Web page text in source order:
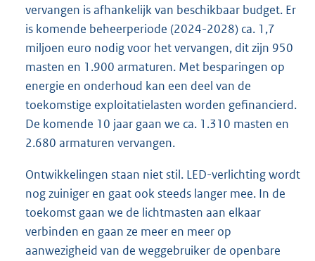
vervangen is afhankelijk van beschikbaar budget. Er
is komende beheerperiode (2024-2028) ca. 1,7
miljoen euro nodig voor het vervangen, dit zijn 950
masten en 1.900 armaturen. Met besparingen op
energie en onderhoud kan een deel van de
toekomstige exploitatielasten worden gefinancierd.
De komende 10 jaar gaan we ca. 1.310 masten en
2.680 armaturen vervangen.
Ontwikkelingen staan niet stil. LED-verlichting wordt
nog zuiniger en gaat ook steeds langer mee. In de
toekomst gaan we de lichtmasten aan elkaar
verbinden en gaan ze meer en meer op
aanwezigheid van de weggebruiker de openbare